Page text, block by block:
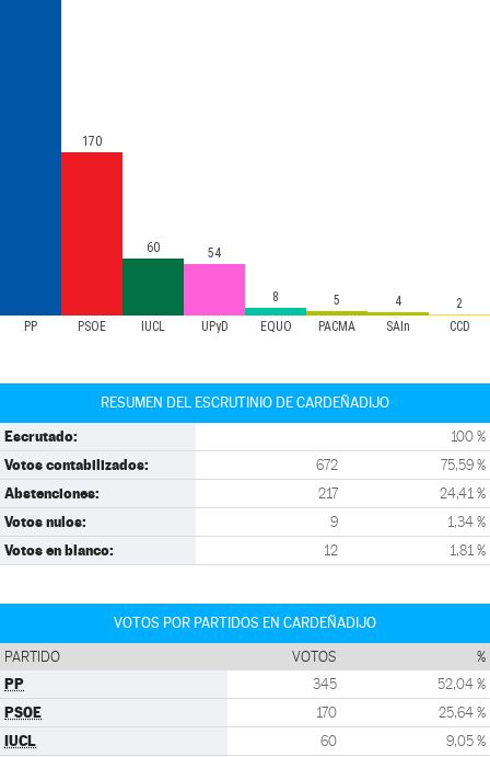
PP PSOE IUCL UPyD EQUO PACMA SAIn CCD
170
60 54
8 5 4 2
RESUMEN DEL ESCRUTINIO DE CARDEÑADIJO
Escrutado: 100 %
Votos contabilizados: 672 75,59 %
Abstenciones: 217 24,41 %
Votos nulos: 9 1,34 %
Votos en blanco: 12 1,81 %
VOTOS POR PARTIDOS EN CARDEÑADIJO
PARTIDO VOTOS %
PP 345 52,04 %
PSOE 170 25,64 %
IUCL 60 9,05 %